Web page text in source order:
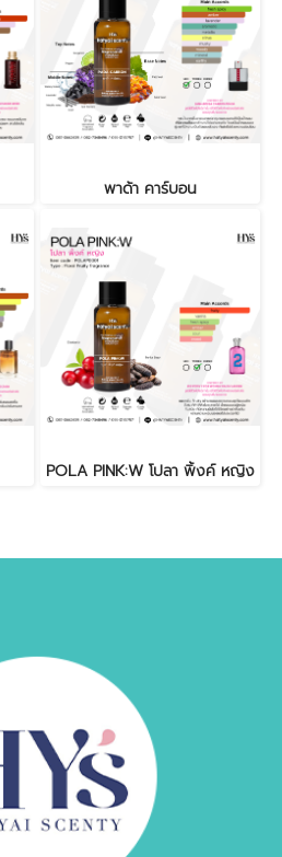
พาด้า คาร์บอน
POLA PINK:W โปลา พิ้งค์ หญิง